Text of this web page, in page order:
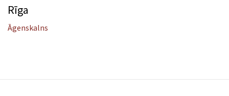
Novērtēt īpašumu
Rīga
Āgenskalns